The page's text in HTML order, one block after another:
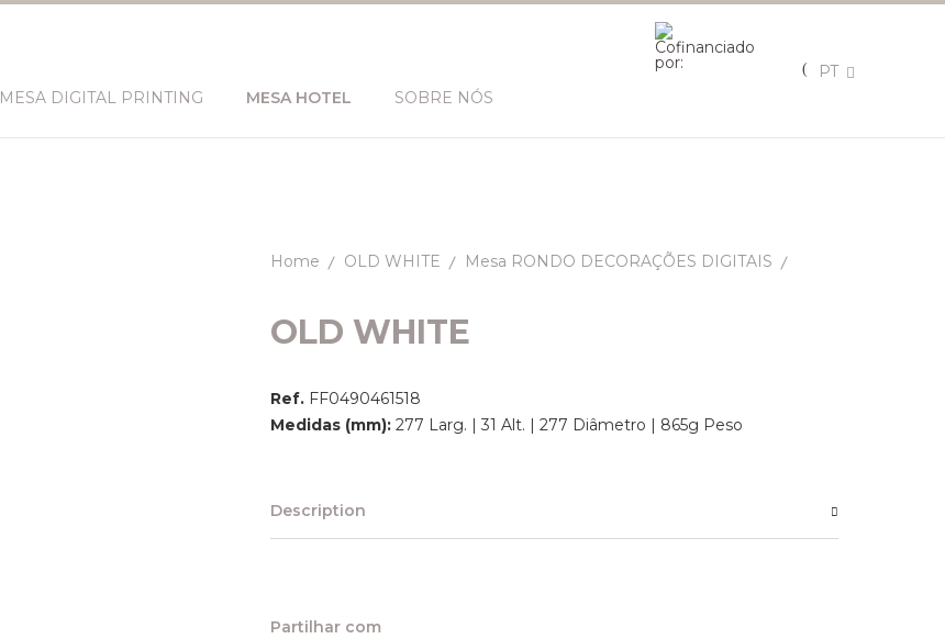
MESA DIGITAL PRINTING MESA HOTEL SOBRE NÓS
PT
Home OLD WHITE Mesa RONDO DECORAÇÕES DIGITAIS
OLD WHITE
Ref. FF0490461518
Medidas (mm): 277 Larg. | 31 Alt. | 277 Diâmetro | 865g Peso
Description
Partilhar com